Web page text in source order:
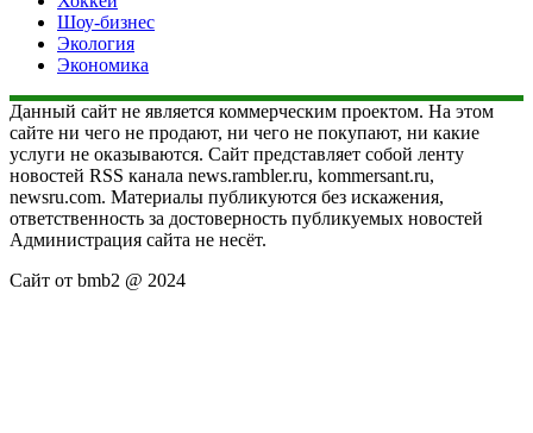
Шоу-бизнес
Экология
Экономика
Данный сайт не является коммерческим проектом. На этом
сайте ни чего не продают, ни чего не покупают, ни какие
услуги не оказываются. Сайт представляет собой ленту
новостей RSS канала news.rambler.ru, kommersant.ru,
newsru.com. Материалы публикуются без искажения,
ответственность за достоверность публикуемых новостей
Администрация сайта не несёт.
Сайт от bmb2 @ 2024